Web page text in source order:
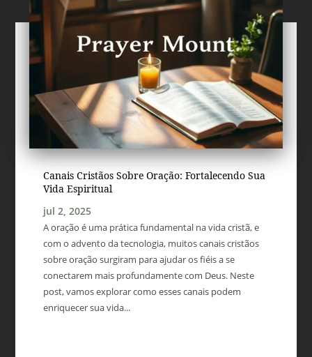
Canais Cristãos Sobre Oração: Fortalecendo Sua
Vida Espiritual
jul 2, 2025
A oração é uma prática fundamental na vida cristã, e
com o advento da tecnologia, muitos canais cristãos
sobre oração surgiram para ajudar os fiéis a se
conectarem mais profundamente com Deus. Neste
post, vamos explorar como esses canais podem
enriquecer sua vida...